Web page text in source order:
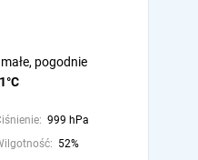
pogodnie
999 hPa
52%